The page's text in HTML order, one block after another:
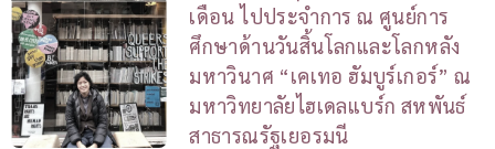
เดือน ไปประจำการ ณ ศูนย์การ
ศึกษาด้านวันสิ้นโลกและโลกหลัง
มหาวินาศ “เคเทอ ฮัมบูร์เกอร์” ณ
มหาวิทยาลัยไฮเดลแบร์ก สหพันธ์
สาธารณรัฐเยอรมนี